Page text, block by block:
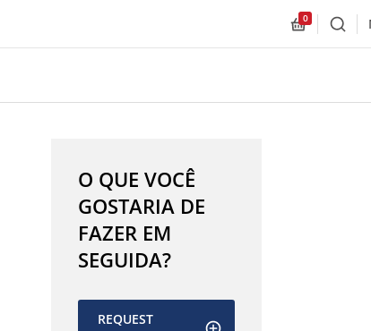
0
O QUE VOCÊ
GOSTARIA DE
FAZER EM
SEGUIDA?
REQUEST